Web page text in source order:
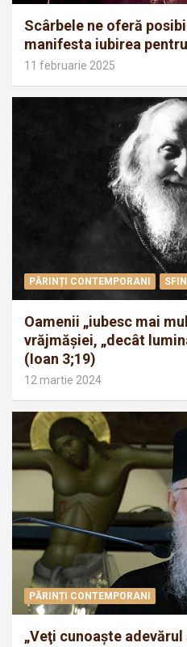
Scârbele ne oferă
manifesta iubirea
11 februarie 2025
PĂRINȚI CONTEMPORANI
Oamenii „iubesc mai
vrăjmăşiei, „decât
(Ioan 3;19)
12 martie 2024
PĂRINȚI CONTEMPORANI
„Veţi cunoaşte